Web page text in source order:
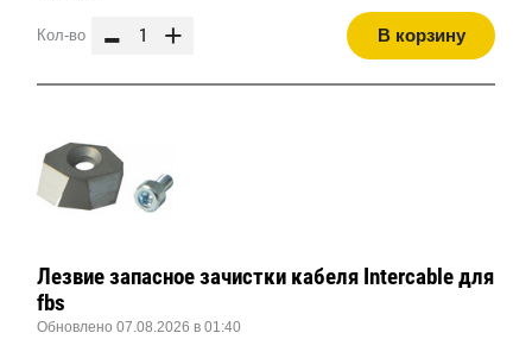
Кол-во - + В корзину
Лезвие запасное зачистки кабеля Intercable для
fbs
Обновлено 07.08.2026 в 01:40